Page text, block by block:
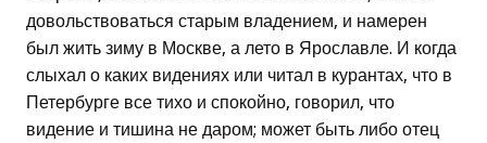
довольствоваться старым владением, и намерен
был жить зиму в Москве, а лето в Ярославле. И когда
слыхал о каких видениях или читал в курантах, что в
Петербурге все тихо и спокойно, говорил, что
видение и тишина не даром; может быть либо отец